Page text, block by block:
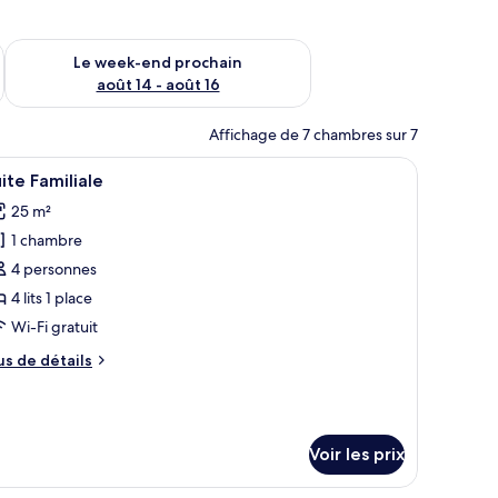
août 7 - août 9
Le week-end prochain
août 14 - août 16
Vérifier la disponibilité pour le week-end prochain août 14 -
Affichage de 7 chambres sur 7
intégrées.
et une chaise.
:
Une pièce en bois avec un lit, un bureau et
4 Familiale
25 m²
1 chambre
4 personnes
4 lits 1 place
Wi-Fi gratuit
de détails
Voir les prix